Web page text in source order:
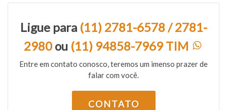
Ligue para (11) 2781-6578 / 2781-
2980ou (11) 94858-7969 TIM
Entre em contato conosco, teremos um imenso prazer de
falar com você.
CONTATO